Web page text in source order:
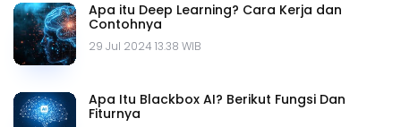
Apa itu Deep Learning? Cara Kerja dan
Contohnya
29 Jul 2024 13.38 WIB
Apa Itu Blackbox AI? Berikut Fungsi Dan
Fiturnya